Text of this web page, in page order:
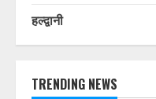
हल्द्वानी
TRENDING NEWS
6
की